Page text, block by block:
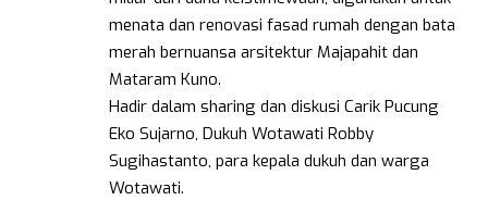
menata dan renovasi fasad rumah dengan bata
merah bernuansa arsitektur Majapahit dan
Mataram Kuno.
Hadir dalam sharing dan diskusi Carik Pucung
Eko Sujarno, Dukuh Wotawati Robby
Sugihastanto, para kepala dukuh dan warga
Wotawati.